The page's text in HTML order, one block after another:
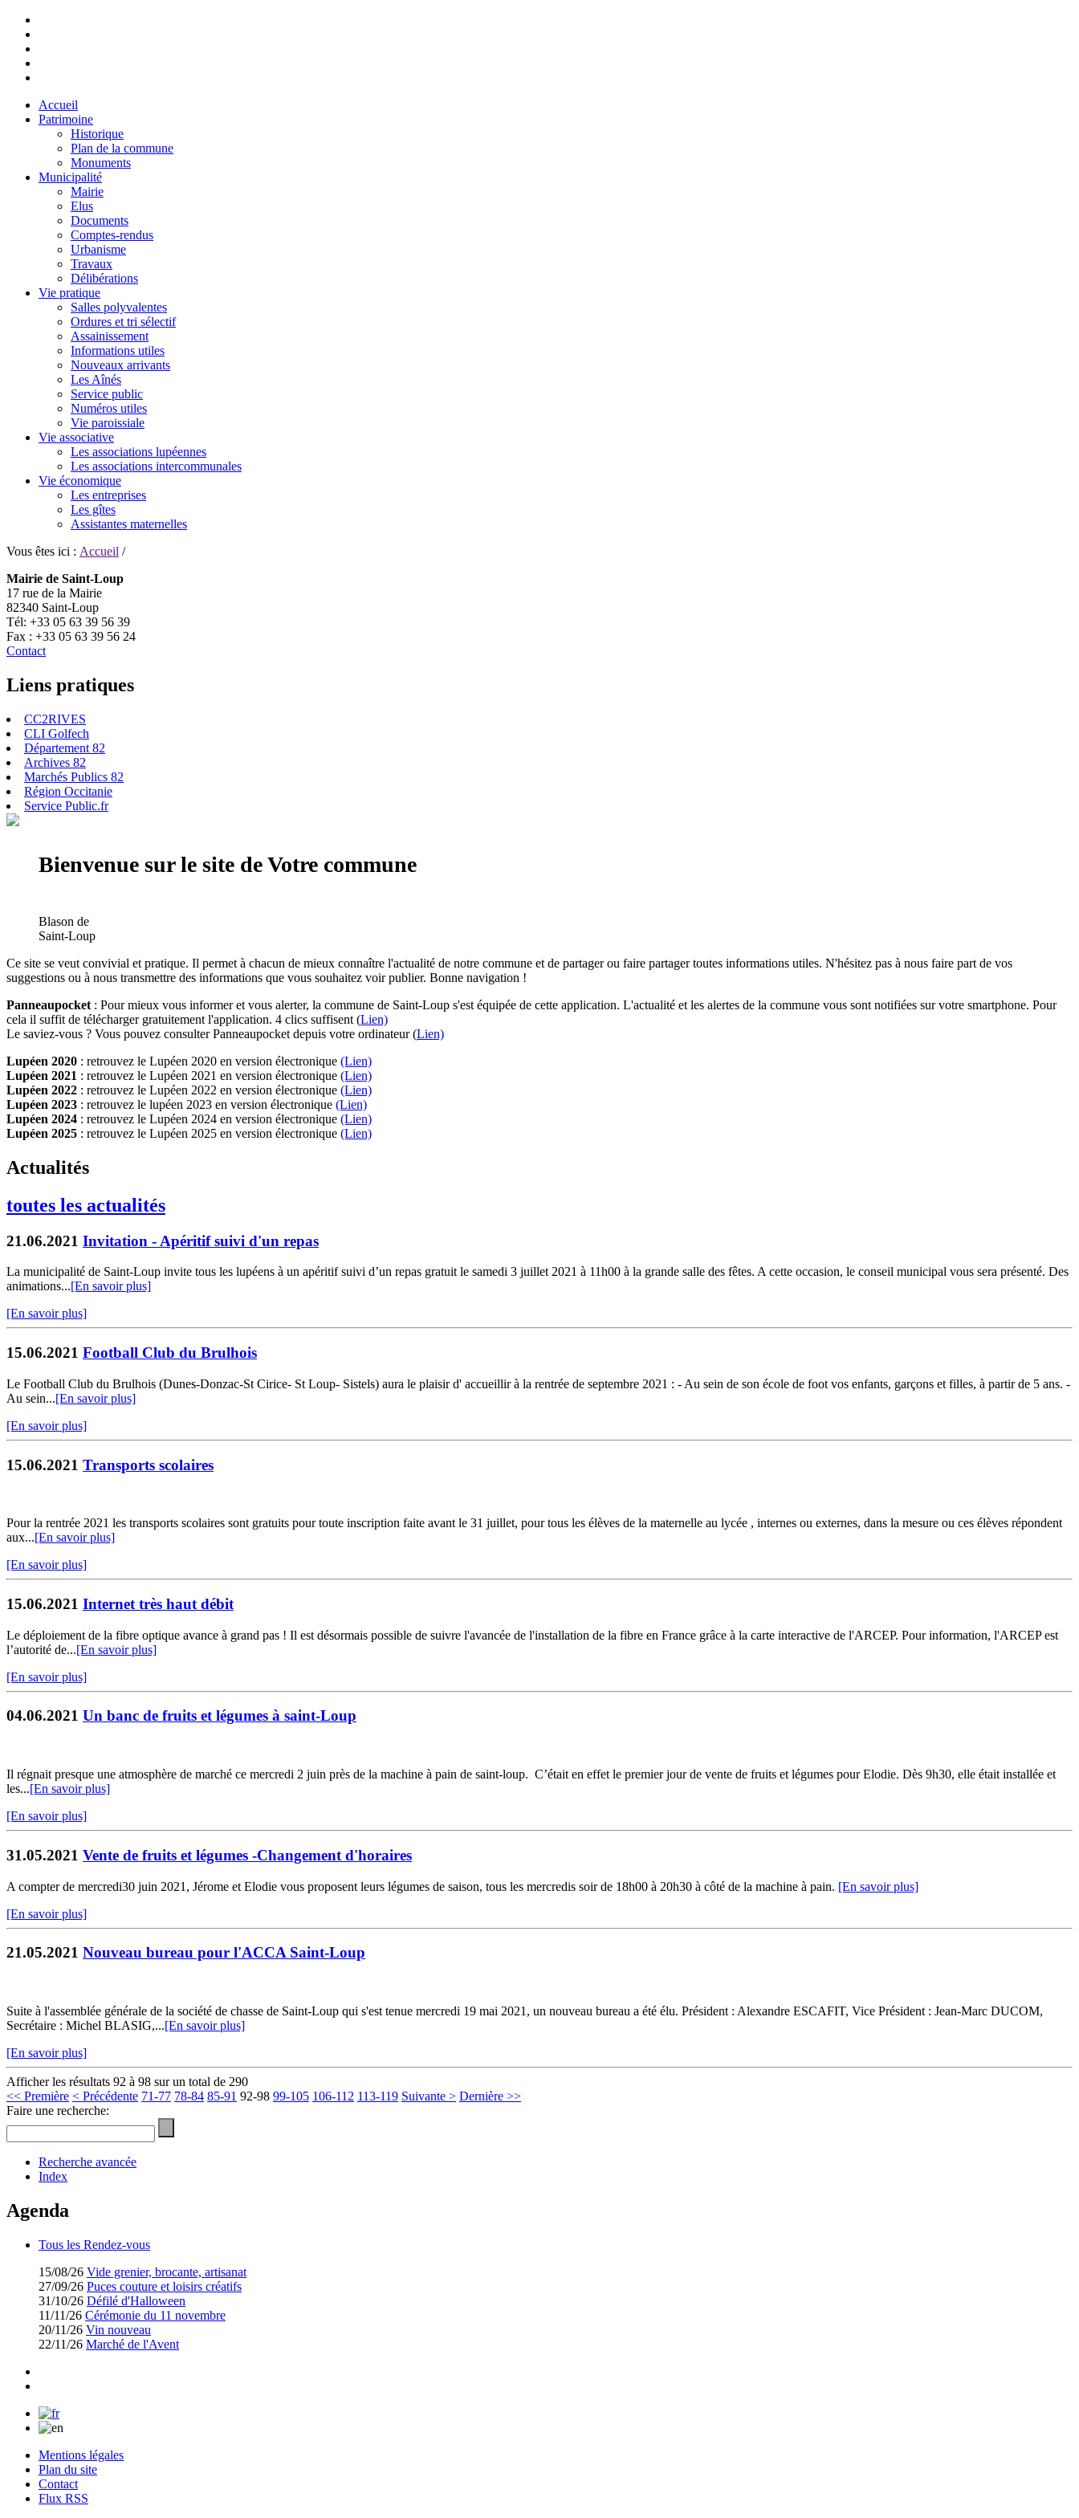
Accueil
Patrimoine
Historique
Plan de la commune
Monuments
Municipalité
Mairie
Elus
Documents
Comptes-rendus
Urbanisme
Travaux
Délibérations
Vie pratique
Salles polyvalentes
Ordures et tri sélectif
Assainissement
Informations utiles
Nouveaux arrivants
Les Aînés
Service public
Numéros utiles
Vie paroissiale
Vie associative
Les associations lupéennes
Les associations intercommunales
Vie économique
Les entreprises
Les gîtes
Assistantes maternelles
Vous êtes ici : Accueil /
Mairie de Saint-Loup
17 rue de la Mairie
82340 Saint-Loup
Tél: +33 05 63 39 56 39
Fax : +33 05 63 39 56 24
Contact
Liens pratiques
CC2RIVES
CLI Golfech
Département 82
Archives 82
Marchés Publics 82
Région Occitanie
Service Public.fr
Bienvenue sur le site de Votre commune
Blason de
Saint-Loup
Ce site se veut convivial et pratique. Il permet à chacun de mieux connaître l'actualité de notre commune et de partager ou faire partager toutes informations utiles. N'hésitez pas à nous faire part de vos
suggestions ou à nous transmettre des informations que vous souhaitez voir publier. Bonne navigation !
Panneaupocket : Pour mieux vous informer et vous alerter, la commune de Saint-Loup s'est équipée de cette application. L'actualité et les alertes de la commune vous sont notifiées sur votre smartphone. Pour
cela il suffit de télécharger gratuitement l'application. 4 clics suffisent (Lien)
Le saviez-vous ? Vous pouvez consulter Panneaupocket depuis votre ordinateur (Lien)
Lupéen 2020 : retrouvez le Lupéen 2020 en version électronique (Lien)
Lupéen 2021 : retrouvez le Lupéen 2021 en version électronique (Lien)
Lupéen 2022 : retrouvez le Lupéen 2022 en version électronique (Lien)
Lupéen 2023 : retrouvez le lupéen 2023 en version électronique (Lien)
Lupéen 2024 : retrouvez le Lupéen 2024 en version électronique (Lien)
Lupéen 2025 : retrouvez le Lupéen 2025 en version électronique (Lien)
Actualités
toutes les actualités
21.06.2021 Invitation - Apéritif suivi d'un repas
La municipalité de Saint-Loup invite tous les lupéens à un apéritif suivi d’un repas gratuit le samedi 3 juillet 2021 à 11h00 à la grande salle des fêtes. A cette occasion, le conseil municipal vous sera présenté. Des
animations...[En savoir plus]
[En savoir plus]
15.06.2021 Football Club du Brulhois
Le Football Club du Brulhois (Dunes-Donzac-St Cirice- St Loup- Sistels) aura le plaisir d' accueillir à la rentrée de septembre 2021 : - Au sein de son école de foot vos enfants, garçons et filles, à partir de 5 ans. -
Au sein...[En savoir plus]
[En savoir plus]
15.06.2021 Transports scolaires
Pour la rentrée 2021 les transports scolaires sont gratuits pour toute inscription faite avant le 31 juillet, pour tous les élèves de la maternelle au lycée , internes ou externes, dans la mesure ou ces élèves répondent
aux...[En savoir plus]
[En savoir plus]
15.06.2021 Internet très haut débit
Le déploiement de la fibre optique avance à grand pas ! Il est désormais possible de suivre l'avancée de l'installation de la fibre en France grâce à la carte interactive de l'ARCEP. Pour information, l'ARCEP est
l’autorité de...[En savoir plus]
[En savoir plus]
04.06.2021 Un banc de fruits et légumes à saint-Loup
Il régnait presque une atmosphère de marché ce mercredi 2 juin près de la machine à pain de saint-loup. C’était en effet le premier jour de vente de fruits et légumes pour Elodie. Dès 9h30, elle était installée et
les...[En savoir plus]
[En savoir plus]
31.05.2021 Vente de fruits et légumes -Changement d'horaires
A compter de mercredi30 juin 2021, Jérome et Elodie vous proposent leurs légumes de saison, tous les mercredis soir de 18h00 à 20h30 à côté de la machine à pain. [En savoir plus]
[En savoir plus]
21.05.2021 Nouveau bureau pour l'ACCA Saint-Loup
Suite à l'assemblée générale de la société de chasse de Saint-Loup qui s'est tenue mercredi 19 mai 2021, un nouveau bureau a été élu. Président : Alexandre ESCAFIT, Vice Président : Jean-Marc DUCOM,
Secrétaire : Michel BLASIG,...[En savoir plus]
[En savoir plus]
Afficher les résultats 92 à 98 sur un total de 290
<< Première < Précédente 71-77 78-84 85-91 92-98 99-105 106-112 113-119 Suivante > Dernière >>
Faire une recherche:
Recherche avancée
Index
Agenda
Tous les Rendez-vous
15/08/26 Vide grenier, brocante, artisanat
27/09/26 Puces couture et loisirs créatifs
31/10/26 Défilé d'Halloween
11/11/26 Cérémonie du 11 novembre
20/11/26 Vin nouveau
22/11/26 Marché de l'Avent
Mentions légales
Plan du site
Contact
Flux RSS